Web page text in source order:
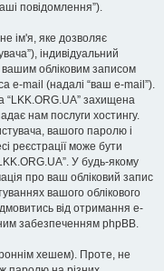
повідомлення”).
ім'я, яке дозволяє
індивідуальний
вашим обліковим записом
e-mail (надалі “ваш e-mail”).
“LKK.ORG.UA” захищена
нам послуги хостингу.
вашого паролю і
реєстрації може бути
У будь-якому
про ваш обліковий запис
вашого облікового
від отримання e-
забезпеченням phpBB.
хешем). Проте, не